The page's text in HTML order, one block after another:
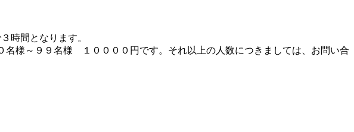
時間となります。
様～９９名様 １００００円です。それ以上の人数につきましては、お問い合